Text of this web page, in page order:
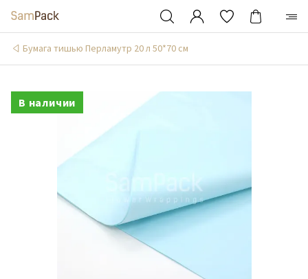
Бумага тишью Перламутр 20 л 50*70 см
В наличии